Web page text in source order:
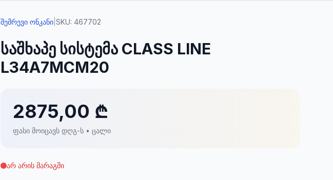
შემრევი ონკანი SKU: 467702
საშხაპე სისტემა CLASS LINE
L34A7MCM20
2875,00 ₾
ფასი მოიცავს დღგ-ს • ცალი
არ არის მარაგში